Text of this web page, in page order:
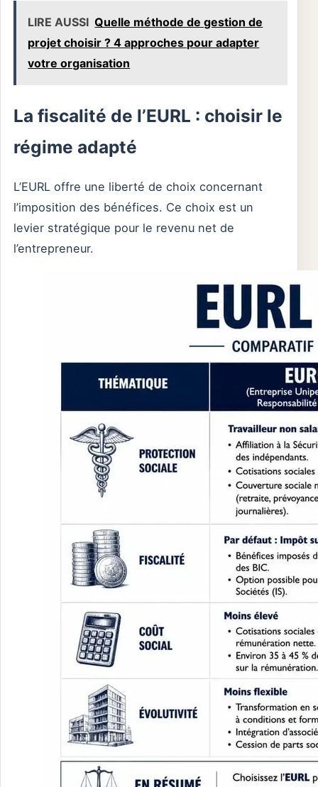
LIRE AUSSI Quelle méthode de gestion de
projet choisir ? 4 approches pour adapter
votre organisation
La fiscalité de l’EURL : choisir le
régime adapté
L’EURL offre une liberté de choix concernant
l’imposition des bénéfices. Ce choix est un
levier stratégique pour le revenu net de
l’entrepreneur.